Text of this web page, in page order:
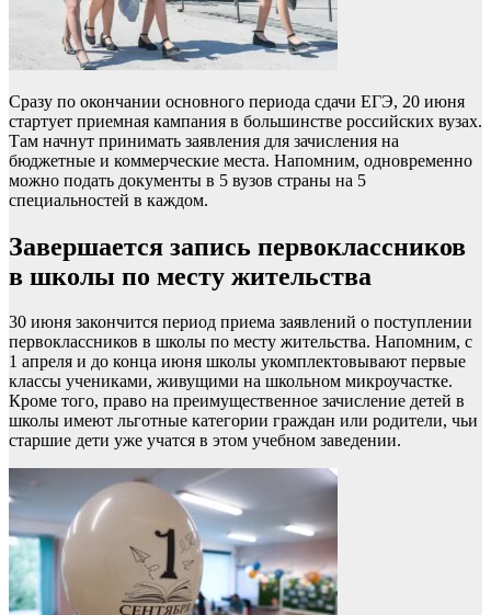
Сразу по окончании основного периода сдачи ЕГЭ, 20 июня
стартует приемная кампания в большинстве российских вузах.
Там начнут принимать заявления для зачисления на
бюджетные и коммерческие места. Напомним, одновременно
можно подать документы в 5 вузов страны на 5
специальностей в каждом.
Завершается запись первоклассников
в школы по месту жительства
30 июня закончится период приема заявлений о поступлении
первоклассников в школы по месту жительства. Напомним, с
1 апреля и до конца июня школы укомплектовывают первые
классы учениками, живущими на школьном микроучастке.
Кроме того, право на преимущественное зачисление детей в
школы имеют льготные категории граждан или родители, чьи
старшие дети уже учатся в этом учебном заведении.